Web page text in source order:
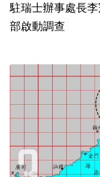
駐瑞士辦事處長
部啟動調查